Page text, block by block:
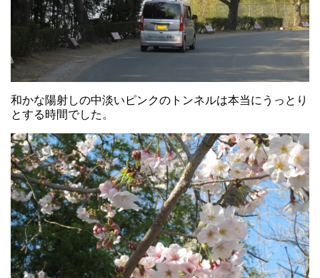
和かな陽射しの中淡いピンクのトンネルは本当にうっとり
とする時間でした。